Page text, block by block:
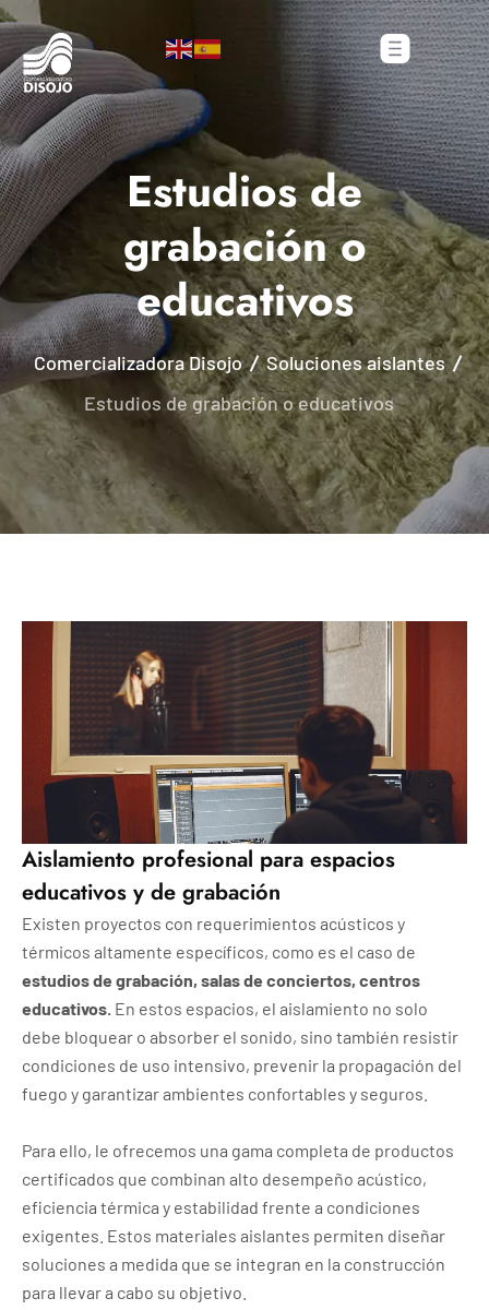
Estudios de
grabación o
educativos
Comercializadora Disojo
Soluciones aislantes
Estudios de grabación o educativos
Aislamiento profesional para espacios
educativos y de grabación
Existen proyectos con requerimientos acústicos y
térmicos altamente específicos, como es el caso de
estudios de grabación, salas de conciertos, centros
educativos. En estos espacios, el aislamiento no solo
debe bloquear o absorber el sonido, sino también resistir
condiciones de uso intensivo, prevenir la propagación del
fuego y garantizar ambientes confortables y seguros.
Para ello, le ofrecemos una gama completa de productos
certificados que combinan alto desempeño acústico,
eficiencia térmica y estabilidad frente a condiciones
exigentes. Estos materiales aislantes permiten diseñar
soluciones a medida que se integran en la construcción
para llevar a cabo su objetivo.